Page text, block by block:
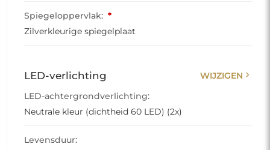
Spiegeloppervlak: *
Zilverkleurige spiegelplaat
LED-verlichting WIJZIGEN chevron_right
LED-achtergrondverlichting:
Neutrale kleur (dichtheid 60 LED) (2x)
Levensduur: